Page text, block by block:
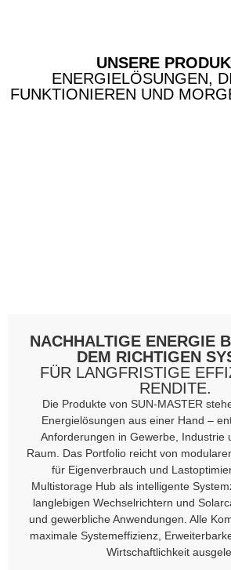
UNSERE
ENERGIE­LÖSUNGEN,
FUNKTIONIEREN UND
NACHHALTIGE ENERGIE
DEM RICHTIGEN
FÜR LANGFRISTIGE
RENDITE.
Die Produkte von SUN-MASTER
Energielösungen aus einer Hand –
Anforderungen in Gewerbe, Industrie
Raum. Das Portfolio reicht von
für Eigenverbrauch und
Multistorage Hub als intelligente
langlebigen Wechselrichtern und
und gewerbliche Anwendungen. Alle
maximale Systemeffizienz,
Wirtschaftlichkeit